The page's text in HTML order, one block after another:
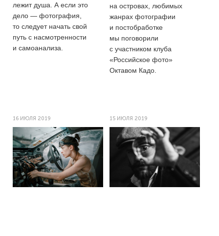
лежит душа. А если это
дело — фотография,
то следует начать свой
путь с насмотренности
и самоанализа.
на островах, любимых
жанрах фотографии
и постобработке
мы поговорили
с участником клуба
«Российское фото»
Октавом Кадо.
16 ИЮЛЯ 2019 15 ИЮЛЯ 2019